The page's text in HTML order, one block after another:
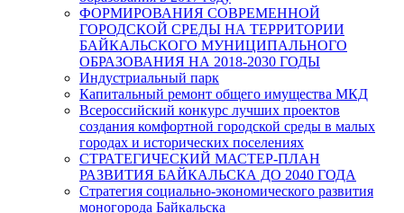
ФОРМИРОВАНИЯ СОВРЕМЕННОЙ
ГОРОДСКОЙ СРЕДЫ НА ТЕРРИТОРИИ
БАЙКАЛЬСКОГО МУНИЦИПАЛЬНОГО
ОБРАЗОВАНИЯ НА 2018-2030 ГОДЫ
Индустриальный парк
Капитальный ремонт общего имущества МКД
Всероссийский конкурс лучших проектов
создания комфортной городской среды в малых
городах и исторических поселениях
СТРАТЕГИЧЕСКИЙ МАСТЕР-ПЛАН
РАЗВИТИЯ БАЙКАЛЬСКА ДО 2040 ГОДА
Стратегия социально-экономического развития
моногорода Байкальска